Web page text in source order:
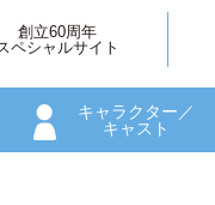
創立60周年
ペシャルサイト
キャラクター／
キャスト